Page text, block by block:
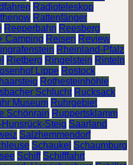
Radioteleskop
Rattenfänger
Reeperbahn Reesberg
Camping Reisen Review
Rheinland-Pfalz
Rietberg Ringelstein Rinteln
Lippe Rostock
Rothesteinhöhle
Schlucht Rucksack
Museum Ruhrgebiet
Schönrain Ruppertsklamm
Hunsrück-Steig Saarland
Salzhemmendorf
Schaukel Schaumburg
Schiff Schifffahrt